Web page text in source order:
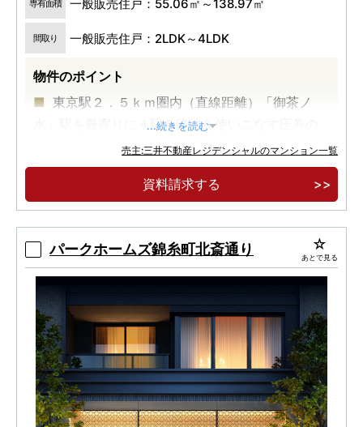
専有面積 一般販売住戸：55.06㎡～138.97㎡
間取り 一般販売住戸：2LDK～4LDK
物件のポイント
東京駅２．５ｋｍ圏内（直線距離）「御茶ノ
水」駅を最寄りに４駅６路線を使いこなす圧巻の
マルチアクセス。
総戸数２６７戸・地上２３階建の住宅専用タワ
ーレジデンス、躍動の御茶ノ水×安らぎの文京区本
郷を日常に。
ガラス基調デザイン＆２層吹抜けエントラン
ス、多彩な共用空間とホスピタリティを備えた上
...続きを読む
売主:三井不動産レジデンシャルのマンション一覧
資料請求する
パークホームズ錦糸町北斎通り あとで見る